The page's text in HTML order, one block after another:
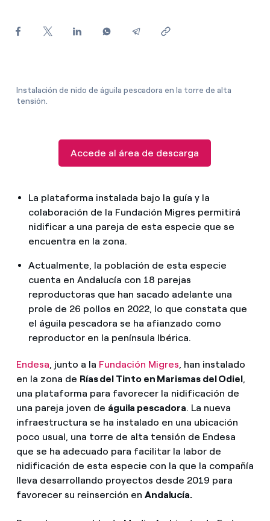
Ofertas para autónomos y Pymes
Instalación de nido de águila pescadora en la torre de alta
tensión.
Accede al área de descarga
La plataforma instalada bajo la guía y la
colaboración de la Fundación Migres permitirá
nidificar a una pareja de esta especie que se
encuentra en la zona.
Actualmente, la población de esta especie
cuenta en Andalucía con 18 parejas
reproductoras que han sacado adelante una
prole de 26 pollos en 2022, lo que constata que
el águila pescadora se ha afianzado como
reproductor en la península Ibérica.
Endesa, junto a la Fundación Migres, han instalado
en la zona de Rías del Tinto en Marismas del Odiel,
una plataforma para favorecer la nidificación de
una pareja joven de águila pescadora. La nueva
infraestructura se ha instalado en una ubicación
poco usual, una torre de alta tensión de Endesa
que se ha adecuado para facilitar la labor de
nidificación de esta especie con la que la compañía
lleva desarrollando proyectos desde 2019 para
favorecer su reinserción en Andalucía.